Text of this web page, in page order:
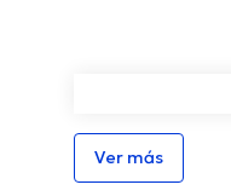
Ver más